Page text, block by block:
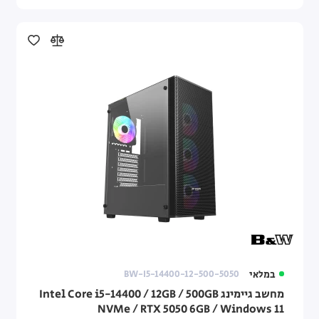
במלאי BW-I5-14400-12-500-5050
מחשב גיימינג Intel Core i5-14400 / 12GB / 500GB
NVMe / RTX 5050 6GB / Windows 11